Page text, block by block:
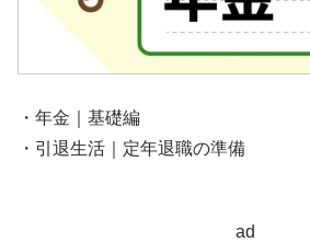
・年金｜基礎編
・引退生活｜定年退職の準備
ad